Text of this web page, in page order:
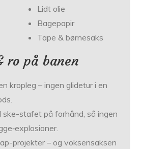
Lidt olie
Bagepapir
Tape & børnesaks
ro på banen
kropleg – ingen glidetur i en
ske-stafet på forhånd, så ingen
projekter – og voksensaksen